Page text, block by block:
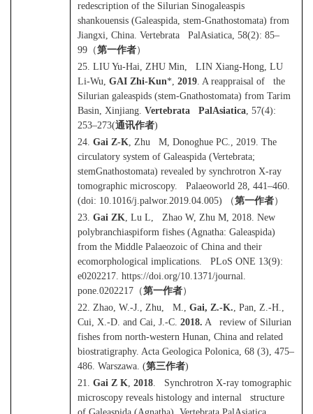
redescription of the Silurian Sinogaleaspis
shankouensis (Galeaspida, stem-Gnathostomata) from
Jiangxi, China. Vertebrata PalAsiatica, 58(2): 85–
99 （第一作者）
25. LIU Yu-Hai, ZHU Min, LIN Xiang-Hong, LU
Li-Wu, GAI Zhi-Kun*, 2019. A reappraisal of the
Silurian galeaspids (stem-Gnathostomata) from Tarim
Basin, Xinjiang. Vertebrata PalAsiatica, 57(4):
253–273(通讯作者)
24. Gai Z-K, Zhu M, Donoghue PC., 2019. The
circulatory system of Galeaspida (Vertebrata;
stemGnathostomata) revealed by synchrotron X-ray
tomographic microscopy. Palaeoworld 28, 441–460.
(doi: 10.1016/j.palwor.2019.04.005)
（第一作者）
23. Gai ZK, Lu L, Zhao W, Zhu M, 2018. New
polybranchiaspiform fishes (Agnatha: Galeaspida)
from the Middle Palaeozoic of China and their
ecomorphological implications. PLoS ONE 13(9):
e0202217. https://doi.org/10.1371/journal.
pone.0202217 （第一作者）
22. Zhao, W.-J., Zhu, M., Gai, Z.-K., Pan, Z.-H.,
Cui, X.-D. and Cai, J.-C. 2018. A review of Silurian
fishes from north-western Hunan, China and related
biostratigraphy. Acta Geologica Polonica, 68 (3), 475–
486. Warszawa. (第三作者)
21. Gai Z K, 2018. Synchrotron X-ray tomographic
microscopy reveals histology and internal structure